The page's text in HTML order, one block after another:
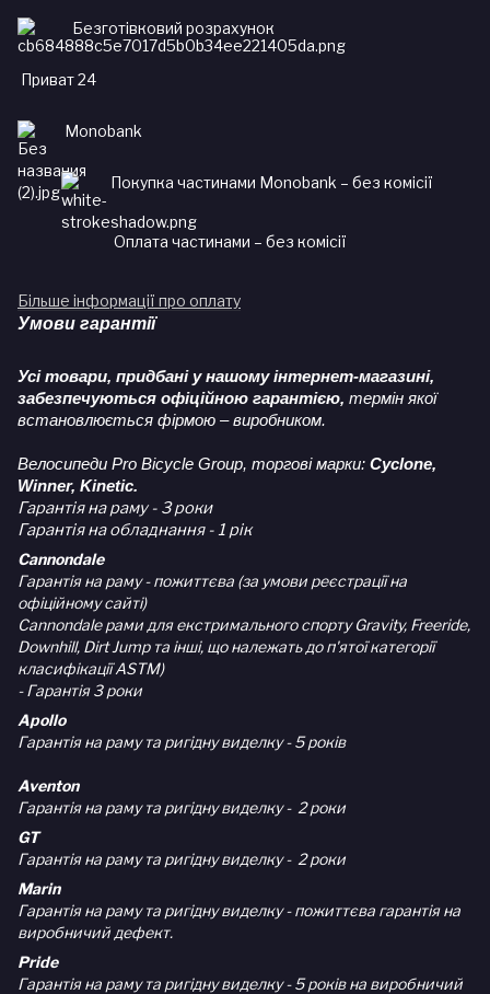
Безготівковий розрахунок
Приват 24
Monobank
Покупка частинами Monobank – без комісії
Оплата частинами – без комісії
Більше інформації про оплату
Умови гарантії
Усі товари, придбані у нашому інтернет-магазині,
забезпечуються офіційною гарантією, термін якої
встановлюється фірмою – виробником.
Велосипеди Pro Bicycle Group, торгові марки: Cyclone,
Winner, Kinetic.
Гарантія на раму - 3 роки
Гарантія на обладнання - 1 рік
Cannondale
Гарантія на раму - пожиттєва (за умови реєстрації на
офіційному сайті)
Cannondale рами для екстримального спорту Gravity, Freeride,
Downhill, Dirt Jump та інші, що належать до п'ятої категорії
класифікації ASTM)
- Гарантія 3 роки
Apollo
Гарантія на раму та ригідну виделку - 5 років
Aventon
Гарантія на раму та ригідну виделку - 2 роки
GT
Гарантія на раму та ригідну виделку - 2 роки
Marin
Гарантія на раму та ригідну виделку - пожиттєва гарантія на
виробничий дефект.
Pride
Гарантія на раму та ригідну виделку - 5 років на виробничий